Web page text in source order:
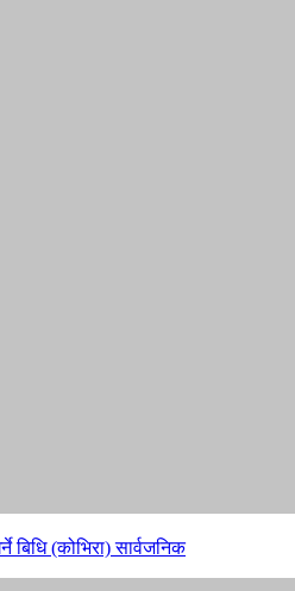
(कोभिरा) सार्वजनिक